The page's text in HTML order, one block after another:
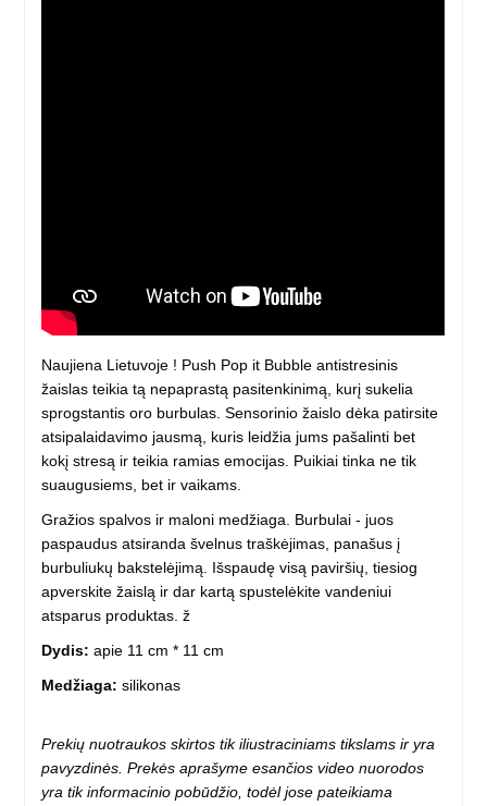
Naujiena Lietuvoje ! Push Pop it Bubble antistresinis
žaislas teikia tą nepaprastą pasitenkinimą, kurį sukelia
sprogstantis oro burbulas. Sensorinio žaislo dėka patirsite
atsipalaidavimo jausmą, kuris leidžia jums pašalinti bet
kokį stresą ir teikia ramias emocijas. Puikiai tinka ne tik
suaugusiems, bet ir vaikams.
Gražios spalvos ir maloni medžiaga. Burbulai - juos
paspaudus atsiranda švelnus traškėjimas, panašus į
burbuliukų bakstelėjimą. Išspaudę visą paviršių, tiesiog
apverskite žaislą ir dar kartą spustelėkite vandeniui
atsparus produktas. ž
Dydis: apie 11 cm * 11 cm
Medžiaga: silikonas
Prekių nuotraukos skirtos tik iliustraciniams tikslams ir yra
pavyzdinės. Prekės aprašyme esančios video nuorodos
yra tik informacinio pobūdžio, todėl jose pateikiama